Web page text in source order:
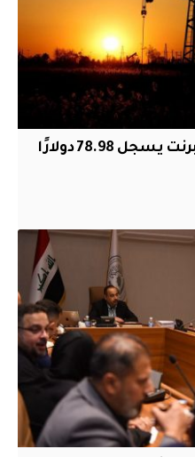
تراجع أسعار النفط وخام برنت يسجل 78.98 دولارًا